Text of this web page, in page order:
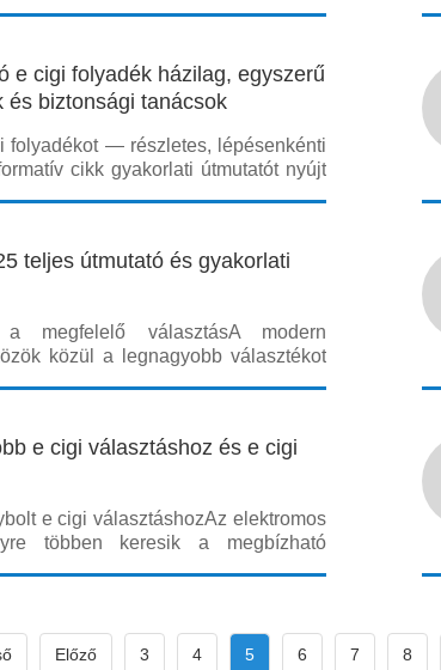
e cigi folyadék házilag, egyszerű
biztonsági tanácsok
folyadékot — részletes, lépésenkénti
cikk gyakorlati útmutatót nyújt
teljes útmutató és gyakorlati
megfelelő választásA modern
közül a legnagyobb választékot
e cigi választáshoz és e cigi
e cigi választáshozAz elektromos
többen keresik a megbízható
Előző 3 4 5 6 7 8